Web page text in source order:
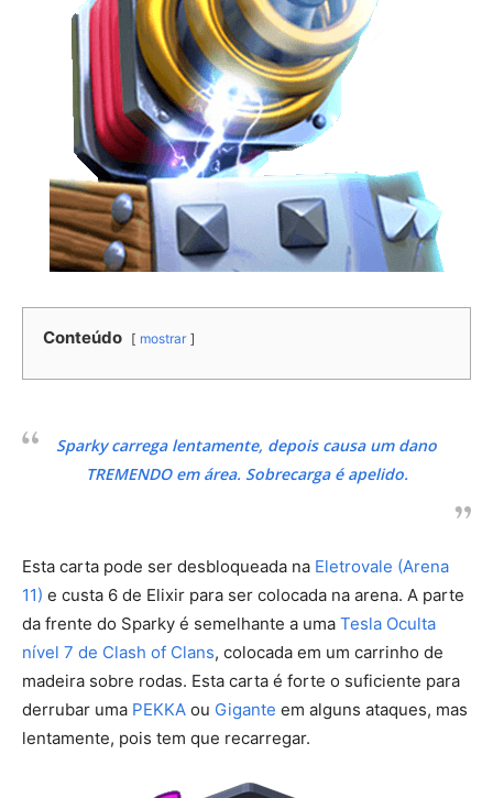
Conteúdo mostrar
Sparky carrega lentamente, depois causa um dano
TREMENDO em área. Sobrecarga é apelido.
Esta carta pode ser desbloqueada na Eletrovale (Arena
11) e custa 6 de Elixir para ser colocada na arena. A parte
da frente do Sparky é semelhante a uma Tesla Oculta
nível 7 de Clash of Clans, colocada em um carrinho de
madeira sobre rodas. Esta carta é forte o suficiente para
derrubar uma PEKKA ou Gigante em alguns ataques, mas
lentamente, pois tem que recarregar.